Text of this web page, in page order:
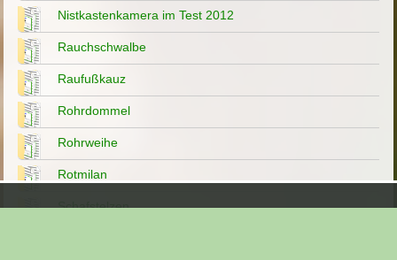
Nistkastenkamera im Test 2012
Rauchschwalbe
Raufußkauz
Rohrdommel
Rohrweihe
Rotmilan
Schafstelzen